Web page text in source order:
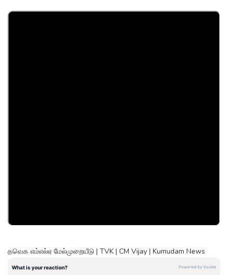
தவெக எம்எல்ஏ மேல்முறையீடு | TVK | CM Vijay | Kumudam News